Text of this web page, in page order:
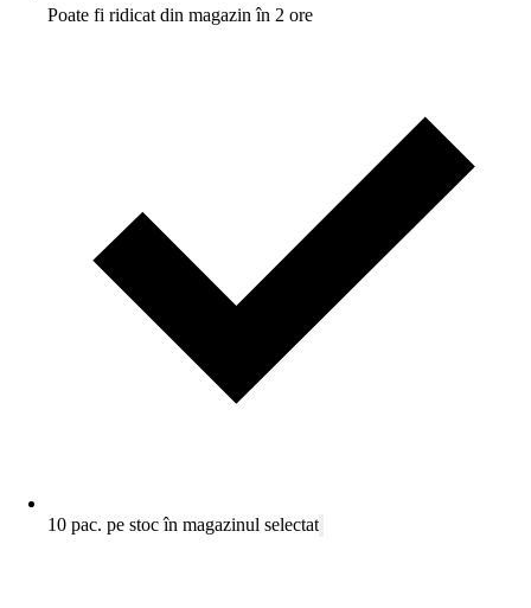
Poate fi ridicat din magazin în 2 ore
10 pac. pe stoc în magazinul selectat